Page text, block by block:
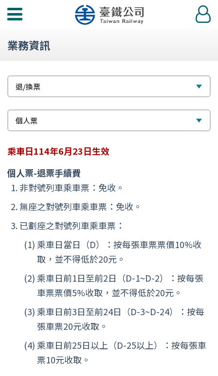
功
選
登
入
業務資訊
題
退/換票
標
題
個人票
乘車日114年6月23日生效
個人票-退票手續費
非對號列車乘車票：免收。
無座之對號列車乘車票：免收。
已劃座之對號列車乘車票：
乘車日當日（D）：按每張車票票價10%收
取，並不得低於20元。
乘車日前1日至前2日（D-1~D-2）：按每張
車票票價5%收取，並不得低於20元。
乘車日前3日至前24日（D-3~D-24）：按每
張車票20元收取。
乘車日前25日以上（D-25以上）：按每張車
票10元收取。